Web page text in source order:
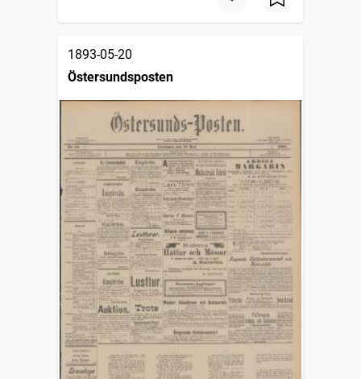
1893-05-20
Östersundsposten